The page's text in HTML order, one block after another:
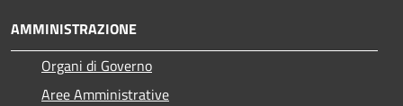
AMMINISTRAZIONE
Organi di Governo
Aree Amministrative